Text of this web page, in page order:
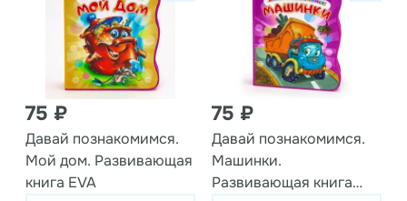
75 ₽
Давай познакомимся.
Мой дом. Развивающая
книга EVA
75 ₽
Давай познакомимся.
Машинки.
Развивающая книга